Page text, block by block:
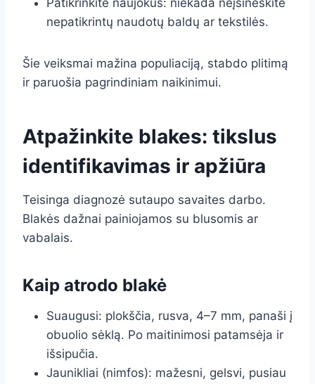
Patikrinkite naujokus: niekada neįsineškite
nepatikrintų naudotų baldų ar tekstilės.
Šie veiksmai mažina populiaciją, stabdo plitimą
ir paruošia pagrindiniam naikinimui.
Atpažinkite blakes: tikslus
identifikavimas ir apžiūra
Teisinga diagnozė sutaupo savaites darbo.
Blakės dažnai painiojamos su blusomis ar
vabalais.
Kaip atrodo blakė
Suaugusi: plokščia, rusva, 4–7 mm, panaši į
obuolio sėklą. Po maitinimosi patamsėja ir
išsipučia.
Jaunikliai (nimfos): mažesni, gelsvi, pusiau